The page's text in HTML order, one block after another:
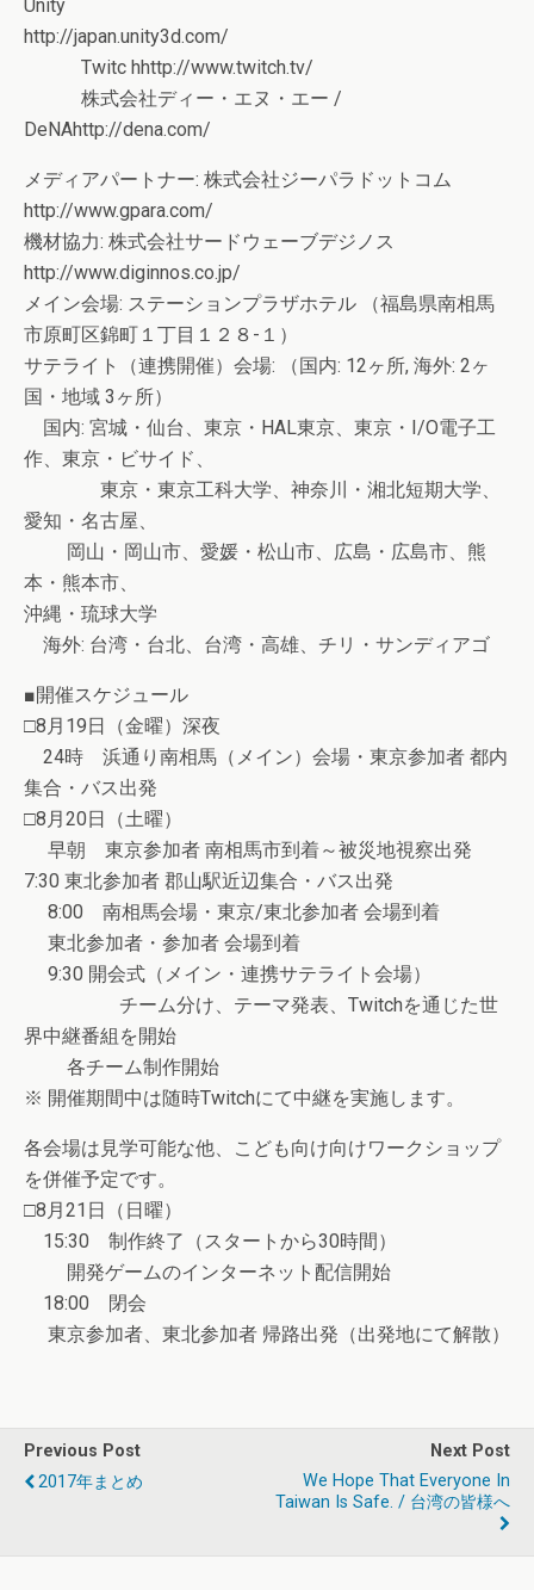
Unity
http://japan.unity3d.com/
Twitc hhttp://www.twitch.tv/
株式会社ディー・エヌ・エー /
DeNAhttp://dena.com/
メディアパートナー: 株式会社ジーパラドットコム
http://www.gpara.com/
機材協力: 株式会社サードウェーブデジノス
http://www.diginnos.co.jp/
メイン会場: ステーションプラザホテル （福島県南相馬
市原町区錦町１丁目１２８-１）
サテライト（連携開催）会場: （国内: 12ヶ所, 海外: 2ヶ
国・地域 3ヶ所）
国内: 宮城・仙台、東京・HAL東京、東京・I/O電子工
作、東京・ビサイド、
東京・東京工科大学、神奈川・湘北短期大学、
愛知・名古屋、
岡山・岡山市、愛媛・松山市、広島・広島市、熊
本・熊本市、
沖縄・琉球大学
海外: 台湾・台北、台湾・高雄、チリ・サンディアゴ
■開催スケジュール
□8月19日（金曜）深夜
24時 浜通り南相馬（メイン）会場・東京参加者 都内
集合・バス出発
□8月20日（土曜）
早朝 東京参加者 南相馬市到着～被災地視察出発
7:30 東北参加者 郡山駅近辺集合・バス出発
8:00 南相馬会場・東京/東北参加者 会場到着
東北参加者・参加者 会場到着
9:30 開会式（メイン・連携サテライト会場）
チーム分け、テーマ発表、Twitchを通じた世
界中継番組を開始
各チーム制作開始
※ 開催期間中は随時Twitchにて中継を実施します。
各会場は見学可能な他、こども向け向けワークショップ
を併催予定です。
□8月21日（日曜）
15:30 制作終了（スタートから30時間）
開発ゲームのインターネット配信開始
18:00 閉会
東京参加者、東北参加者 帰路出発（出発地にて解散）
Previous Post
2017年まとめ
Next Post
We Hope That Everyone In
Taiwan Is Safe. / 台湾の皆様へ